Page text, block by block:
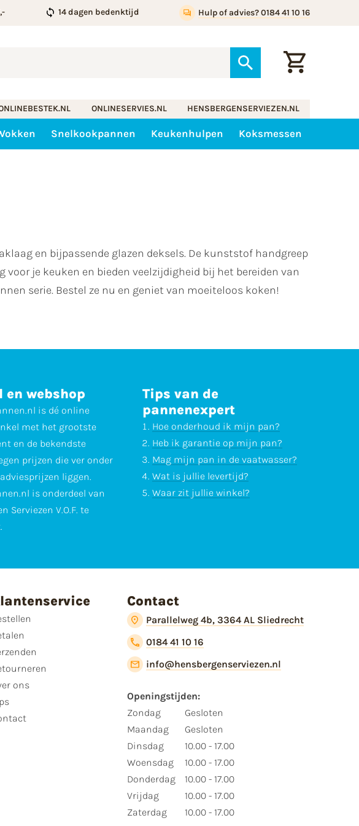
14 dagen bedenktijd Hulp of advies? 0184 41 10 16
ONLINESERVIES.NL HENSBERGENSERVIEZEN.NL
Snelkookpannen Keukenhulpen Koksmessen
en bijpassende glazen deksels. De kunststof handgreep
je keuken en bieden veelzijdigheid bij het bereiden van
serie. Bestel ze nu en geniet van moeiteloos koken!
en webshop
is dé online
met het grootste
en de bekendste
prijzen die ver onder
liggen.
is onderdeel van
Serviezen V.O.F. te
Tips van de
pannenexpert
Hoe onderhoud ik mijn pan?
Heb ik garantie op mijn pan?
Mag mijn pan in de vaatwasser?
Wat is jullie levertijd?
Waar zit jullie winkel?
ons
Contact
Parallelweg 4b, 3364 AL Sliedrecht
0184 41 10 16
info@hensbergenserviezen.nl
Openingstijden:​
​Zondag
Maandag
Dinsdag
Woensdag
Donderdag
Vrijdag
Zaterdag
Gesloten
Gesloten
10.00 - 17.00
10.00 - 17.00
10.00 - 17.00
10.00 - 17.00
10.00 - 17.00